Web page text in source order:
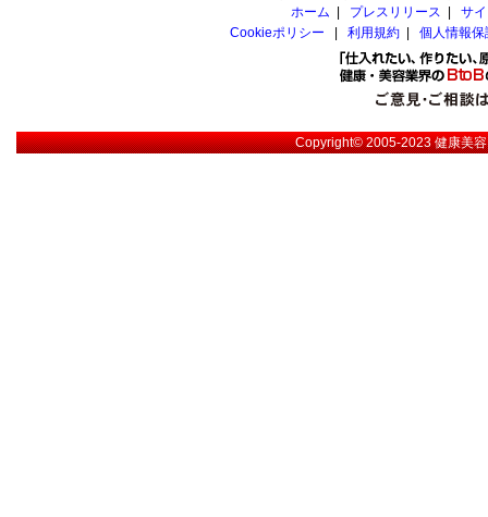
ホーム
プレスリリース
サ
Cookieポリシー
利用規約 個人情報
Copyright© 2005-2023健康美